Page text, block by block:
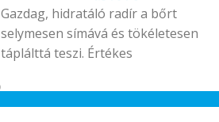
Gazdag, hidratáló radír a bőrt
selymesen símává és tökéletesen
táplálttá teszi. Értékes
és bőrradír szemcsékkel működik. A
nemkívánatos elhalt bőrt eltávolítja,